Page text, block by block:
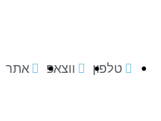
טלפון ווצאפ אתר